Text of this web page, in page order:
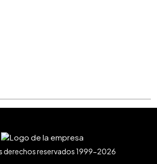
derechos reservados 1999-2026